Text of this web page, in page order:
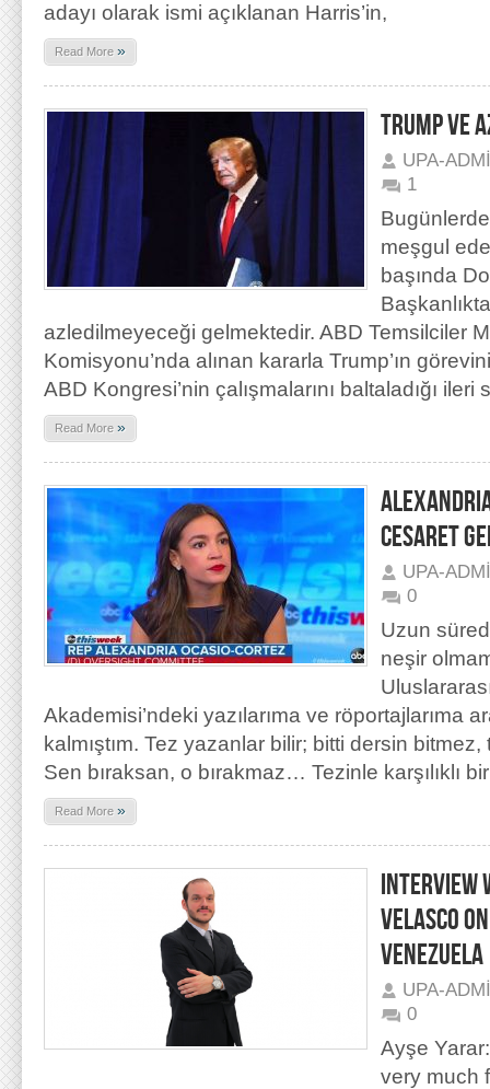
adayı olarak ismi açıklanan Harris’in,
Read More »
TRUMP VE
UPA-
1
meşgul
başında
azledilmeyeceği gelmektedir. ABD Temsilciler
Komisyonu’nda alınan kararla Trump’ın
ABD Kongresi’nin çalışmalarını baltaladığı ileri
Read More »
CESARET
UPA-
0
Uzun
neşir
Akademisi’ndeki yazılarıma ve röportajlarıma
kalmıştım. Tez yazanlar bilir; bitti dersin
Sen bıraksan, o bırakmaz… Tezinle karşılıklı bir
Read More »
INTERVIEW
VELASCO
VENEZUELA
UPA-
0
Ayşe
very much